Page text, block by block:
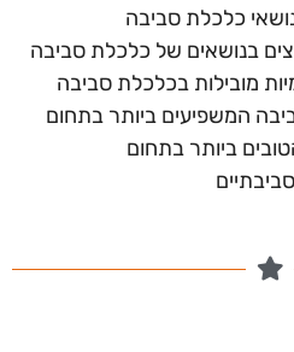
כלכלת סביבה
בנושאים של כלכלת סביבה
מובילות בכלכלת סביבה
המשפיעים ביותר בתחום
ביותר בתחום